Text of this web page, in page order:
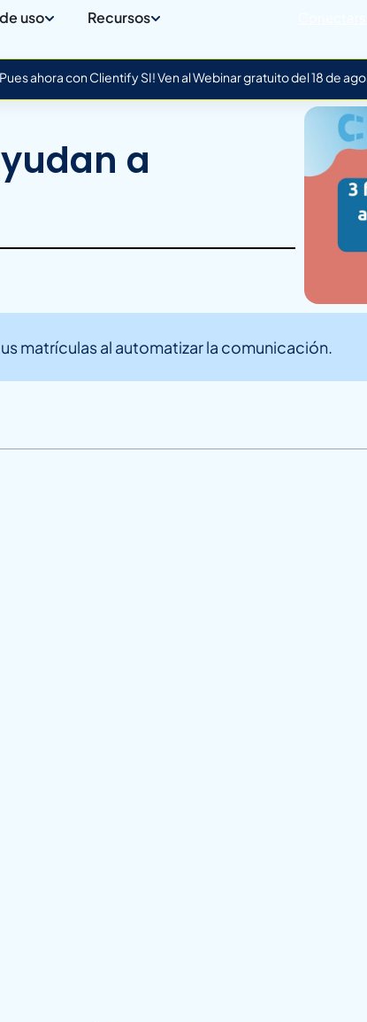
uso Recursos
ahora con Clientify SI! Ven al Webinar gratuito del 18 de
a
matrículas al automatizar la comunicación.